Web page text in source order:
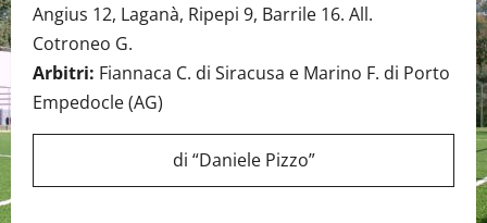
Angius 12, Laganà, Ripepi 9, Barrile 16. All.
Cotroneo G.
Arbitri: Fiannaca C. di Siracusa e Marino F. di Porto
Empedocle (AG)
di “Daniele Pizzo”